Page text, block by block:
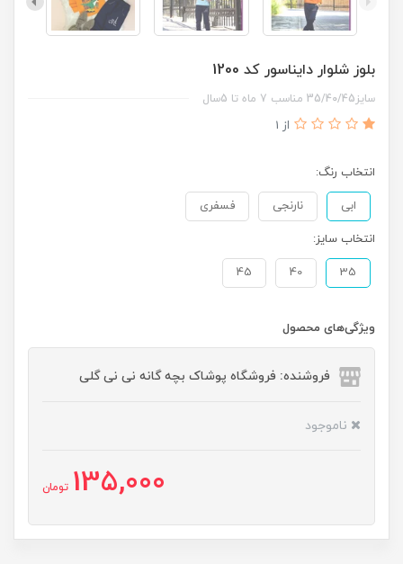
بلوز شلوار دایناسور کد 1200
سایز35/40/45 مناسب 7 ماه تا 5سال
از 1
انتخاب رنگ:
ابی نارنجی فسفری
انتخاب سایز:
35
40
45
ویژگی‌های محصول
فروشنده: فروشگاه پوشاک بچه گانه نی نی گلی
ناموجود
135,000 تومان